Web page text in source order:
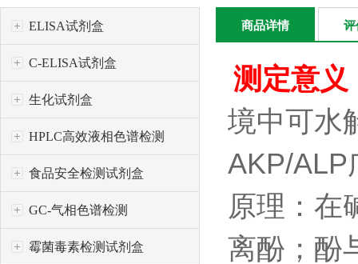
ELISA试剂盒
C-ELISA试剂盒
生化试剂盒
HPLC高效液相色谱检测
食品安全检测试剂盒
GC-气相色谱检测
霉菌毒素检测试剂盒
商品详情 评
测定意义
境中可水
AKP/ALP
原理：在
离酚；酚